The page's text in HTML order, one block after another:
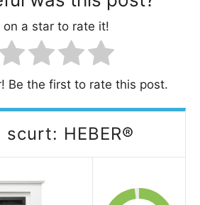
on a star to rate it!
Be the first to rate this post.
scurt: HEBER®